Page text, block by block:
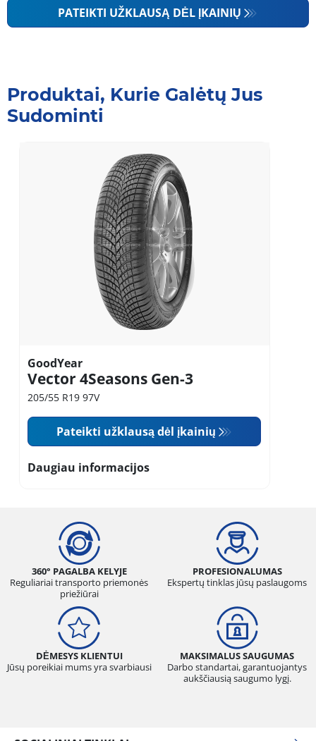
PATEIKTI UŽKLAUSĄ DĖL ĮKAINIŲ
Produktai, Kurie Galėtų Jus
Sudominti
GoodYear
Vector 4Seasons Gen-3
205/55 R19 97V
Pateikti užklausą dėl įkainių
Daugiau informacijos
360° PAGALBA KELYJE
Reguliariai transporto priemonės
priežiūrai
PROFESIONALUMAS
Ekspertų tinklas jūsų paslaugoms
DĖMESYS KLIENTUI
Jūsų poreikiai mums yra svarbiausi
MAKSIMALUS SAUGUMAS
Darbo standartai, garantuojantys
aukščiausią saugumo lygį.